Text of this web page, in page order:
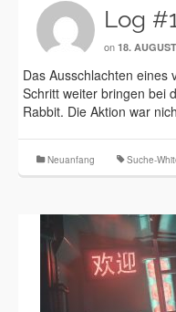
Log
on 18.
Das Ausschlachten eines
Schritt weiter bringen bei
Rabbit. Die Aktion war
Neuanfang Suche-